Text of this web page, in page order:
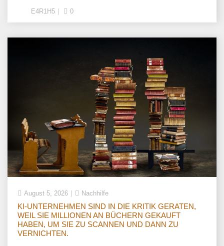
E4R1H5 0
August 5, 2026 Nachhilfe
KI-UNTERNEHMEN SIND IN DIE KRITIK GERATEN,
WEIL SIE MILLIONEN AN BÜCHERN GEKAUFT
HABEN, UM SIE ZU SCANNEN UND DANN ZU
VERNICHTEN.